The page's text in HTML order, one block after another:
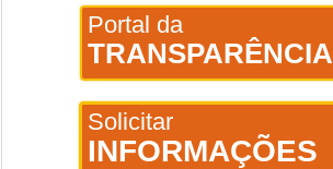
Portal da
TRANSPARÊNCIA
Solicitar
INFORMAÇÕES